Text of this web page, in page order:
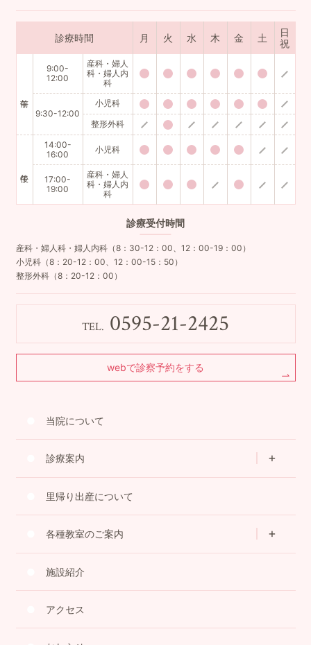
診療時間 月 火 水 木 金 土
日
祝
9:00-
12:00
産科・婦人
科・婦人内
科
9:30-12:00
小児科
整形外科
14:00-
16:00
小児科
17:00-
19:00
産科・婦人
科・婦人内
科
診療受付時間
産科・婦人科・婦人内科（8：30-12：00、12：00-19：00）
小児科（8：20-12：00、12：00-15：50）
整形外科（8：20-12：00）
TEL. 0595-21-2425
webで診察予約をする
当院について
診療案内
里帰り出産について
各種教室のご案内
施設紹介
アクセス